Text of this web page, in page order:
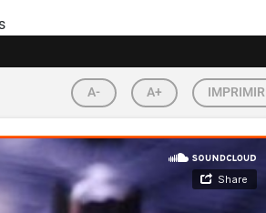
A- A+ IMPRIMIR